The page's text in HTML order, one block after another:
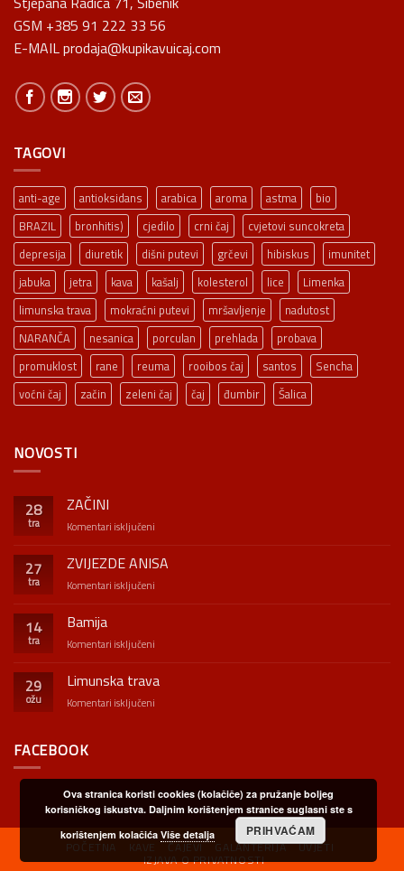
GSM +385 91 222 33 56
E-MAIL prodaja@kupikavuicaj.com
TAGOVI
anti-age antioksidans arabica aroma astma
bio
BRAZIL
bronhitis) cjedilo crni čaj
cvjetovi suncokreta
depresija
diuretik dišni putevi grčevi hibiskus
imunitet
jabuka
jetra kava kašalj kolesterol lice
Limenka
limunska trava
mokraćni putevi mršavljenje
nadutost
NARANČA
nesanica porculan prehlada
probava
promuklost
rane reuma rooibos čaj santos
Sencha
voćni čaj
začin zeleni čaj čaj đumbir Šalica
NOVOSTI
28
tra
ZAČINI
Komentari isključeni
27
tra
ZVIJEZDE ANISA
Komentari isključeni
14
tra
Bamija
Komentari isključeni
29
ožu
Limunska trava
Komentari isključeni
FACEBOOK
POČETNA KAVE ČAJEVI GALANTERIJA UVJETI
IZJAVA O PRIVATNOSTI
Ova stranica koristi cookies (kolačiče) za pružanje boljeg
korisničkog iskustva. Daljnim korištenjem stranice suglasni ste s
korištenjem kolačićaViše detalja PRIHVAĆAM